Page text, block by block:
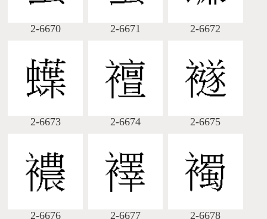
2-6670 2-6671 2-6672
2-6673 2-6674 2-6675
2-6676 2-6677 2-6678